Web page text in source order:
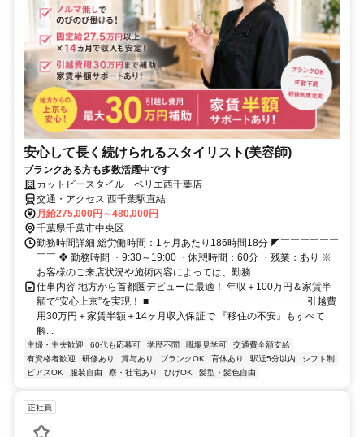
安心して長く続けられるスタイリスト(美容師)
ブランクある方も多数活躍中です
カットビースタイル ペリエ西千葉店
交通・アクセス 西千葉駅直結
月給275,000円～480,000円
千葉県千葉市中央区
勤務時間詳細 総労働時間：1ヶ月あたり186時間18分 ◤￣￣￣￣￣￣
￣￣ ❖ 勤務時間 ・9:30～19:00 ・休憩時間：60分 ・残業：あり ※
お客様のご来店状況や施術内容によっては、勤務...
仕事内容 地方から首都圏デビューに最適！ 年収＋100万円＆家賃半
額で“安心上京”を実現！ ■━━━━━━━━━━━━━━━━ 引越費
用30万円＋家賃半額＋14ヶ月収入保証で 『移住の不安』もすべて
解...
主婦・主夫歓迎 60代も応募可 学歴不問 職場見学可
交通費全額支給
有資格者歓迎
研修あり 賞与あり ブランクOK 育休あり 駅近5分以内
シフト制
ピアスOK
服装自由 寮・社宅あり ひげOK 髪型・髪色自由
正社員